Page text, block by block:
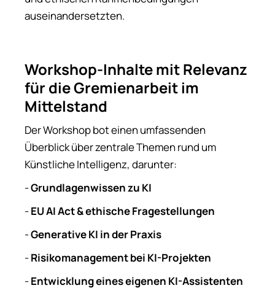
auseinandersetzten.
Workshop-Inhalte mit Relevanz
für die Gremienarbeit im
Mittelstand
Der Workshop bot einen umfassenden
Überblick über zentrale Themen rund um
Künstliche Intelligenz, darunter:
-Grundlagenwissen zu KI
-EU AI Act & ethische Fragestellungen
-Generative KI in der Praxis
-Risikomanagement bei KI-Projekten
-Entwicklung eines eigenen KI-Assistenten